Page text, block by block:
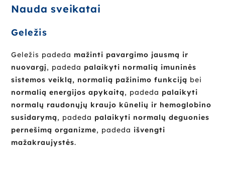
Nauda sveikatai
Geležis
Geležis padeda mažinti pavargimo jausmą ir
nuovargį, padeda palaikyti normalią imuninės
sistemos veiklą, normalią pažinimo funkciją bei
normalią energijos apykaitą, padeda palaikyti
normalų raudonųjų kraujo kūnelių ir hemoglobino
susidarymą, padeda palaikyti normalų deguonies
pernešimą organizme, padeda išvengti
mažakraujystės.